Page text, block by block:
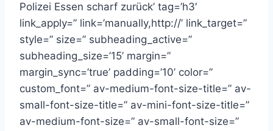
Polizei Essen scharf zurück’ tag=’h3′
link_apply=” link=’manually,http://’ link_target=”
style=” size=” subheading_active=”
subheading_size=’15’ margin=”
margin_sync=’true’ padding=’10’ color=”
custom_font=” av-medium-font-size-title=” av-
small-font-size-title=” av-mini-font-size-title=”
av-medium-font-size=” av-small-font-size=”